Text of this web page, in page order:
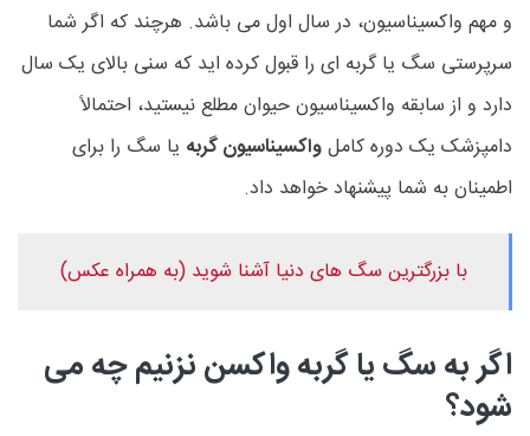
و مهم واکسیناسیون، در سال اول می باشد. هرچند که اگر شما
سرپرستی سگ یا گربه ای را قبول کرده اید که سنی بالای یک سال
دارد و از سابقه واکسیناسیون حیوان مطلع نیستید، احتمالاً
دامپزشک یک دوره کاملواکسیناسیون گربه یا سگ را برای
اطمینان به شما پیشنهاد خواهد داد.
با بزرگترین سگ های دنیا آشنا شوید (به همراه عکس)
اگر به سگ یا گربه واکسن نزنیم چه می
شود؟